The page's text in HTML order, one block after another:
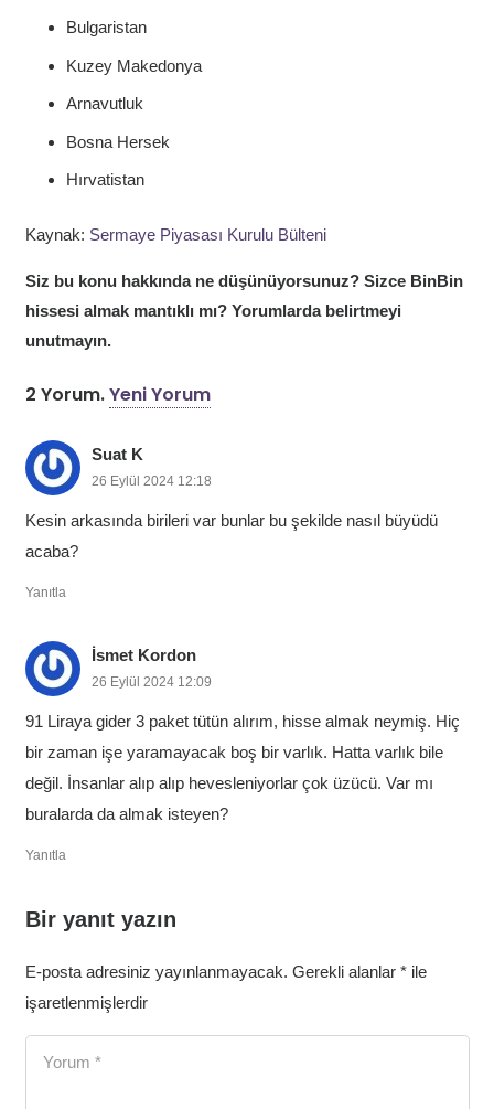
Bulgaristan
Kuzey Makedonya
Arnavutluk
Bosna Hersek
Hırvatistan
Kaynak: Sermaye Piyasası Kurulu Bülteni
Siz bu konu hakkında ne düşünüyorsunuz? Sizce BinBin
hissesi almak mantıklı mı? Yorumlarda belirtmeyi
unutmayın.
2 Yorum.Yeni Yorum
Suat K
26 Eylül 2024 12:18
Kesin arkasında birileri var bunlar bu şekilde nasıl büyüdü
acaba?
Yanıtla
İsmet Kordon
26 Eylül 2024 12:09
91 Liraya gider 3 paket tütün alırım, hisse almak neymiş. Hiç
bir zaman işe yaramayacak boş bir varlık. Hatta varlık bile
değil. İnsanlar alıp alıp hevesleniyorlar çok üzücü. Var mı
buralarda da almak isteyen?
Yanıtla
Bir yanıt yazın
E-posta adresiniz yayınlanmayacak. Gerekli alanlar *ile
işaretlenmişlerdir